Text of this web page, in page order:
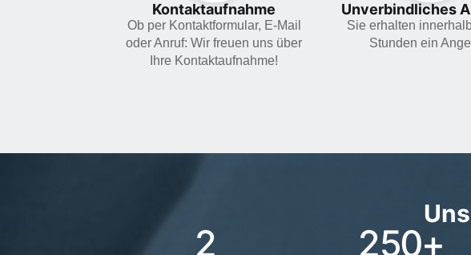
Kontaktaufnahme
Ob per Kontaktformular, E-Mail
oder Anruf: Wir freuen uns über
Ihre Kontaktaufnahme!
Unverbindliches
Sie erhalten
Stunden ein
2 250+